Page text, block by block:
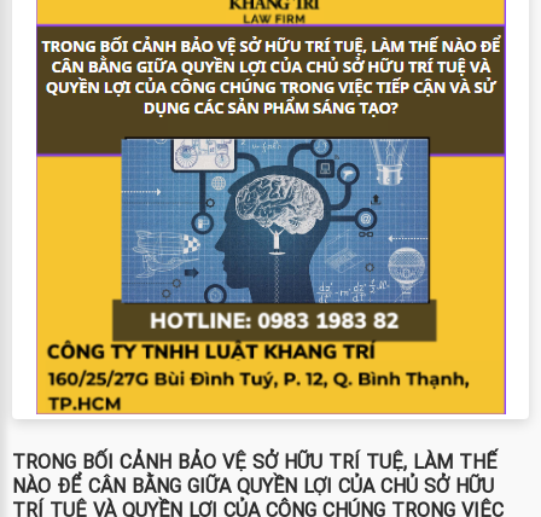
TRONG BỐI CẢNH BẢO VỆ SỞ HỮU TRÍ TUỆ, LÀM THẾ
NÀO ĐỂ CÂN BẰNG GIỮA QUYỀN LỢI CỦA CHỦ SỞ HỮU
TRÍ TUỆ VÀ QUYỀN LỢI CỦA CÔNG CHÚNG TRONG VIỆC